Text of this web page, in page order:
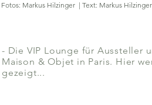
Fotos: Markus Hilzinger | Text: Markus Hilzinger
- Die VIP Lounge für Aussteller
Maison & Objet in Paris. Hier
gezeigt...